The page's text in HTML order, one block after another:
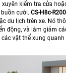
kiểm tra cửa
cười. CS-H8c-
du lịch trên xe. Nó
động, và làm giảm
vật thể xung quanh